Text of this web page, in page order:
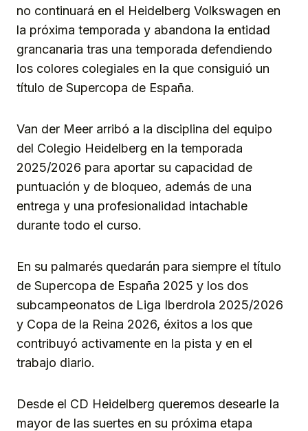
no continuará en el Heidelberg Volkswagen en
la próxima temporada y abandona la entidad
grancanaria tras una temporada defendiendo
los colores colegiales en la que consiguió un
título de Supercopa de España.
Van der Meer arribó a la disciplina del equipo
del Colegio Heidelberg en la temporada
2025/2026 para aportar su capacidad de
puntuación y de bloqueo, además de una
entrega y una profesionalidad intachable
durante todo el curso.
En su palmarés quedarán para siempre el título
de Supercopa de España 2025 y los dos
subcampeonatos de Liga Iberdrola 2025/2026
y Copa de la Reina 2026, éxitos a los que
contribuyó activamente en la pista y en el
trabajo diario.
Desde el CD Heidelberg queremos desearle la
mayor de las suertes en su próxima etapa